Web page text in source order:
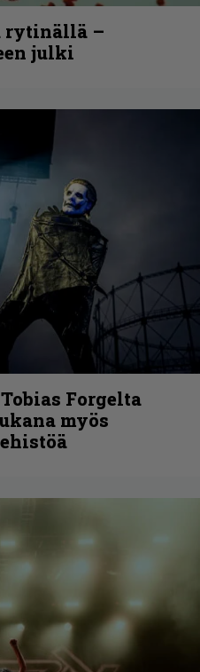
rytinällä –
julki
Forgelta
myös